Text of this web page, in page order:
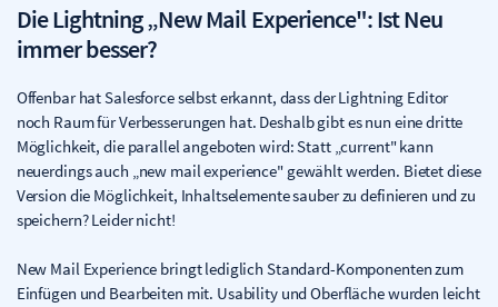
Die Lightning „New Mail Experience": Ist Neu
immer besser?
Offenbar hat Salesforce selbst erkannt, dass der Lightning Editor
noch Raum für Verbesserungen hat. Deshalb gibt es nun eine dritte
Möglichkeit, die parallel angeboten wird: Statt „current" kann
neuerdings auch „new mail experience" gewählt werden. Bietet diese
Version die Möglichkeit, Inhaltselemente sauber zu definieren und zu
speichern? Leider nicht!
New Mail Experience bringt lediglich Standard-Komponenten zum
Einfügen und Bearbeiten mit. Usability und Oberfläche wurden leicht